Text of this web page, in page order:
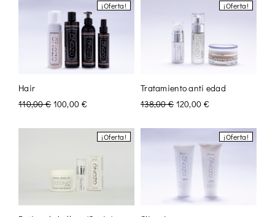
¡Oferta!
Hair
110,00€100,00 €
¡Oferta!
Tratamiento anti edad
138,00€120,00 €
¡Oferta! ¡Oferta!